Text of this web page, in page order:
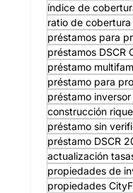
índice de
ratio de
préstamos para
préstamos DSCR
préstamo
préstamo para
préstamo
construcción
préstamo sin
préstamo DSCR
actualización
propiedades de
propiedades